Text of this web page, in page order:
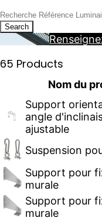
Search
65 Products
Nom du
Support
angle
ajustable
Suspension
Support pour
murale
Support pour
murale